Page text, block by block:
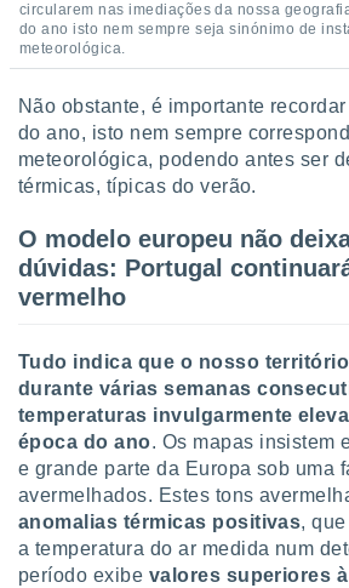
circularem nas imediações da nossa
do ano isto nem sempre seja sinónimo de
meteorológica.
Não obstante, é importante
do ano, isto nem sempre
meteorológica, podendo antes ser
térmicas, típicas do verão.
O modelo europeu não
dúvidas: Portugal
vermelho
Tudo indica que o nosso
durante várias semanas
temperaturas invulgarmente
época do ano. Os mapas insistem
e grande parte da Europa sob uma
avermelhados. Estes tons
anomalias térmicas positivas,
a temperatura do ar medida num
período exibe valores superiores